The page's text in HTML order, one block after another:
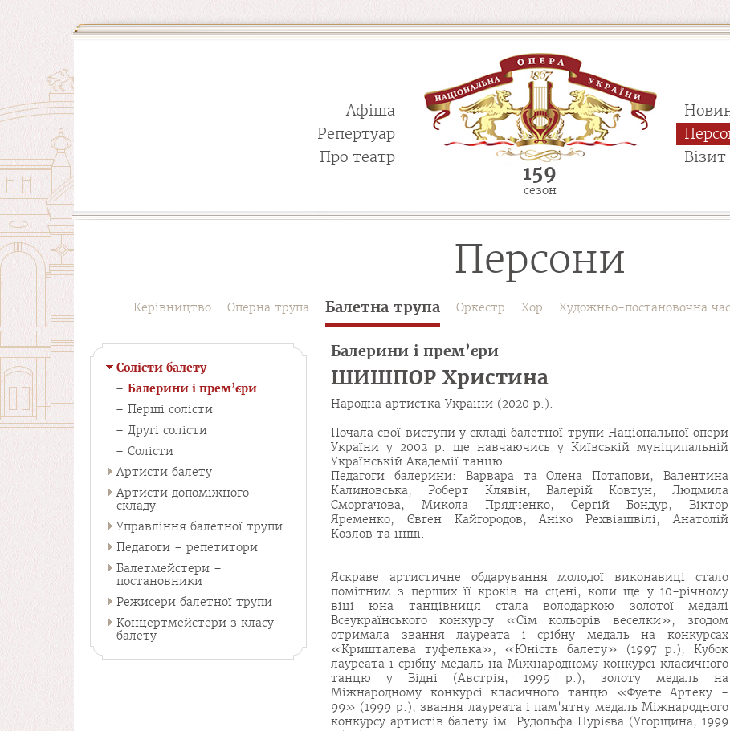
Афіша
Репертуар
Про театр
159
сезон
Персони
Керівництво Оперна трупа Балетна трупа Оркестр Хор Художньо-постановочна
Солісти балету
Балерини і прем’єри
Перші солісти
Другі солісти
Солісти
Артисти балету
Артисти допоміжного
складу
Управління балетної трупи
Педагоги – репетитори
Балетмейстери –
постановники
Режисери балетної трупи
Концертмейстери з класу
балету
Балерини і прем’єри
ШИШПОР Христина
Народна артистка України (2020 р.).
Почала свої виступи у складі балетної трупи Національної опери
України у 2002 р. ще навчаючись у Київській муніципальній
Українській Академії танцю.
Педагоги балерини: Варвара та Олена Потапови, Валентина
Калиновська, Роберт Клявін, Валерій Ковтун, Людмила
Сморгачова, Микола Прядченко, Сергій Бондур, Віктор
Яременко, Євген Кайгородов, Аніко Рехвіашвілі, Анатолій
Козлов та інші.
Яскраве артистичне обдарування молодої виконавиці стало
помітним з перших її кроків на сцені, коли ще у 10-річному
віці юна танцівниця стала володаркою золотої медалі
Всеукраїнського конкурсу «Сім кольорів веселки», згодом
отримала звання лауреата і срібну медаль на конкурсах
«Кришталева туфелька», «Юність балету» (1997 р.), Кубок
лауреата і срібну медаль на Міжнародному конкурсі класичного
танцю у Відні (Австрія, 1999 р.), золоту медаль на
Міжнародному конкурсі класичного танцю «Фуете Артеку -
99» (1999 р.), звання лауреата і пам'ятну медаль Міжнародного
конкурсу артистів балету ім. Рудольфа Нурієва (Угорщина, 1999